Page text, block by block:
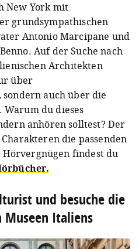
New York mit
grundsympathischen
Antonio Marcipane und
Auf der Suche nach
Architekten
über
auch über die
Warum du dieses
anhören solltest? Der
die passenden
findest du
und besuche die
Italiens